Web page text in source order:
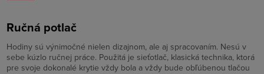
Ručná potlač
Hodiny sú výnimočné nielen dizajnom, ale aj spracovaním. Nesú v
sebe kúzlo ručnej práce. Použitá je sieťotlač, klasická technika, ktorá
pre svoje dokonalé krytie vždy bola a vždy bude obľúbenou tlačou